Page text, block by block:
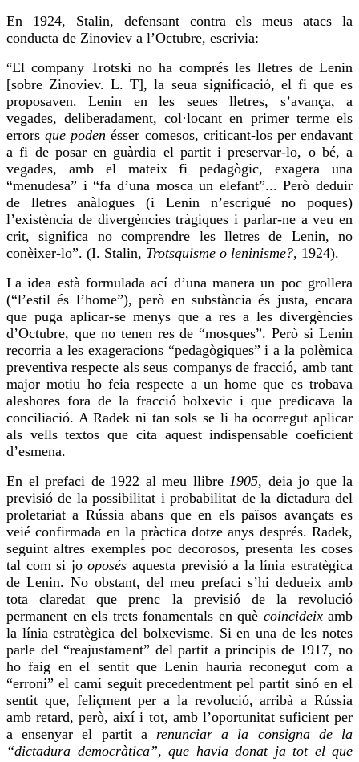
En 1924, Stalin, defensant contra els meus atacs la
conducta de Zinoviev a l’Octubre, escrivia:
“El company Trotski no ha comprés les lletres de Lenin
[sobre Zinoviev. L. T], la seua significació, el fi que es
proposaven. Lenin en les seues lletres, s’avança, a
vegades, deliberadament, col·locant en primer terme els
errorsque poden ésser comesos, criticant-los per endavant
a fi de posar en guàrdia el partit ipreservar-lo, o bé, a
vegades, amb el mateix fi pedagògic, exagera una
“menudesa” i “fa d’una mosca un elefant”... Però deduir
de lletres anàlogues (i Lenin n’escrigué no poques)
l’existència de divergències tràgiques i parlar-ne a veu en
crit, significa no comprendre les lletres de Lenin, no
conèixer-lo”. (I. Stalin, Trotsquisme o leninisme?, 1924).
La idea està formulada ací d’una manera un poc grollera
(“l’estil és l’home”), però en substància és justa, encara
que puga aplicar-se menys que ares a les divergències
d’Octubre, que no tenen resde “mosques”. Però si Lenin
recorria a les exageracions “pedagògiques” i a la polèmica
preventiva respecte als seus companys de fracció, amb tant
majormotiu ho feia respecte a un home que es trobava
aleshores fora de la fracció bolxevic i que predicava la
conciliació. A Radek ni tan sols se li ha ocorregut aplicar
als vells textos que cita aquest indispensable coeficient
d’esmena.
En el prefaci de 1922 al meu llibre 1905, deia jo que la
previsió de la possibilitat i probabilitat de la dictadura del
proletariat a Rússia abans que en els països avançats es
veié confirmada en la pràctica dotze anys després. Radek,
seguint altres exemples poc decorosos, presenta les coses
tal com si jooposés aquesta previsió a la línia estratègica
de Lenin. No obstant, del meu prefaci s’hi dedueix amb
tota claredat queprenc la previsió de la revolució
permanent en els trets fonamentals en què coincideixamb
la línia estratègica del bolxevisme. Si en una de les notes
parle del “reajustament” del partit a principis de 1917, no
ho faig en el sentit que Lenin hauria reconegut com a
“erroni” el camí seguit precedentment pel partit sinó en el
sentit que, feliçment per a la revolució, arribà a Rússia
amb retard, però, així i tot, amb l’oportunitat suficient per
a ensenyar el partit a renunciar a la consigna de la
“dictadura democràtica”, que havia donat ja tot el que